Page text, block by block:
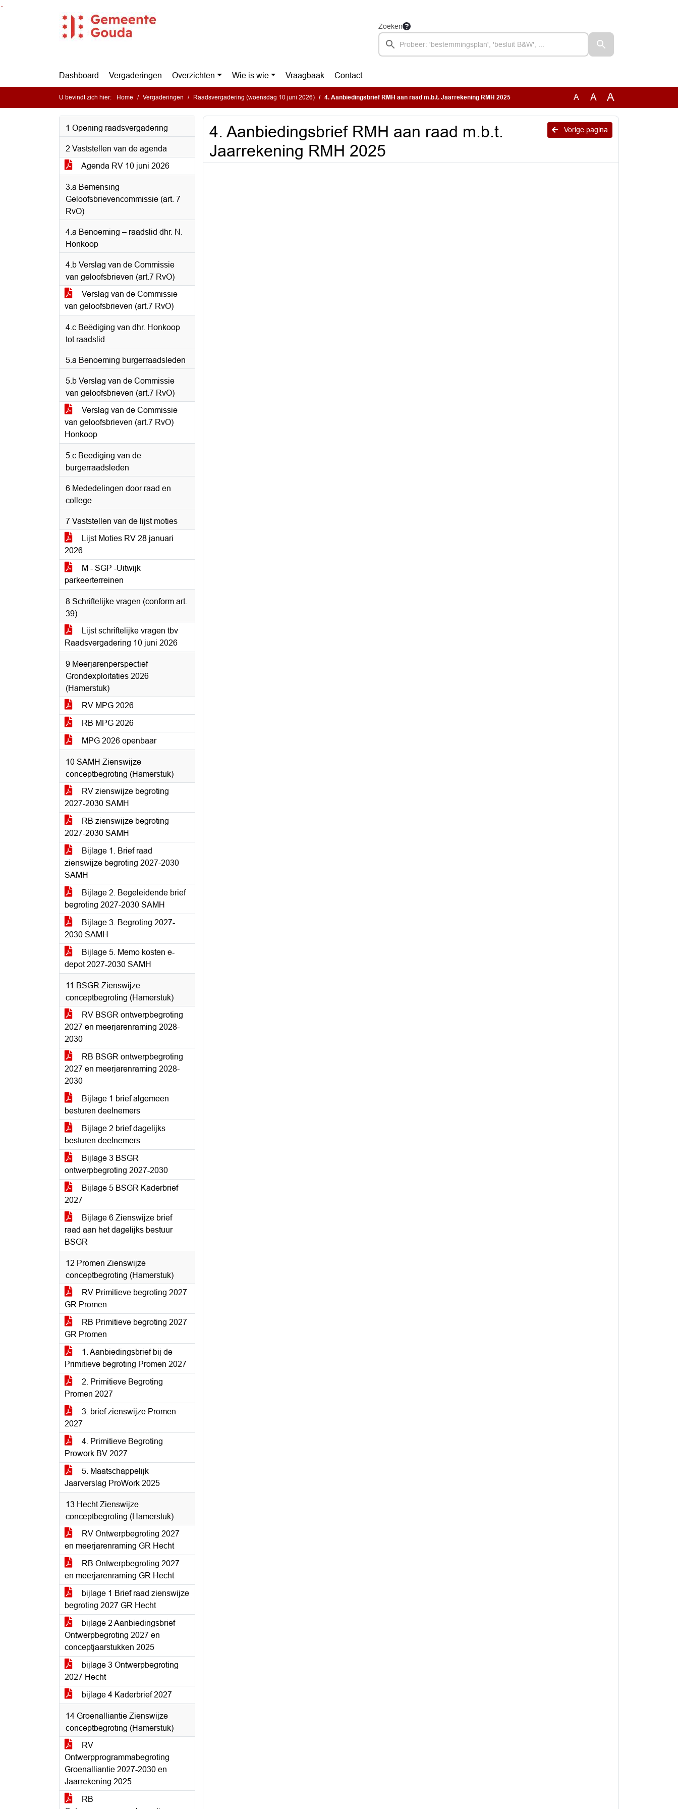
Ga naar de inhoud van deze pagina
Ga naar het zoeken
Ga naar het menu
Zoeken
Dashboard Vergaderingen Overzichten Wie is wie Vraagbaak Contact
U bevindt zich hier: Home Vergaderingen Raadsvergadering (woensdag 10 juni 2026) 4. Aanbiedingsbrief RMH aan raad m.b.t. Jaarrekening RMH 2025 A A A
1 Opening raadsvergadering
2 Vaststellen van de agenda
Agenda RV 10 juni 2026
3.a Bemensing
Geloofsbrievencommissie (art. 7
RvO)
4.a Benoeming – raadslid dhr. N.
Honkoop
4.b Verslag van de Commissie
van geloofsbrieven (art.7 RvO)
Verslag van de Commissie
van geloofsbrieven (art.7 RvO)
4.c Beëdiging van dhr. Honkoop
tot raadslid
5.a Benoeming burgerraadsleden
5.b Verslag van de Commissie
van geloofsbrieven (art.7 RvO)
Verslag van de Commissie
van geloofsbrieven (art.7 RvO)
Honkoop
5.c Beëdiging van de
burgerraadsleden
6 Mededelingen door raad en
college
7 Vaststellen van de lijst moties
Lijst Moties RV 28 januari
2026
M - SGP -Uitwijk
parkeerterreinen
8 Schriftelijke vragen (conform art.
39)
Lijst schriftelijke vragen tbv
Raadsvergadering 10 juni 2026
9 Meerjarenperspectief
Grondexploitaties 2026
(Hamerstuk)
RV MPG 2026
RB MPG 2026
MPG 2026 openbaar
10 SAMH Zienswijze
conceptbegroting (Hamerstuk)
RV zienswijze begroting
2027-2030 SAMH
RB zienswijze begroting
2027-2030 SAMH
Bijlage 1. Brief raad
zienswijze begroting 2027-2030
SAMH
Bijlage 2. Begeleidende brief
begroting 2027-2030 SAMH
Bijlage 3. Begroting 2027-
2030 SAMH
Bijlage 5. Memo kosten e-
depot 2027-2030 SAMH
11 BSGR Zienswijze
conceptbegroting (Hamerstuk)
RV BSGR ontwerpbegroting
2027 en meerjarenraming 2028-
2030
RB BSGR ontwerpbegroting
2027 en meerjarenraming 2028-
2030
Bijlage 1 brief algemeen
besturen deelnemers
Bijlage 2 brief dagelijks
besturen deelnemers
Bijlage 3 BSGR
ontwerpbegroting 2027-2030
Bijlage 5 BSGR Kaderbrief
2027
Bijlage 6 Zienswijze brief
raad aan het dagelijks bestuur
BSGR
12 Promen Zienswijze
conceptbegroting (Hamerstuk)
RV Primitieve begroting 2027
GR Promen
RB Primitieve begroting 2027
GR Promen
1. Aanbiedingsbrief bij de
Primitieve begroting Promen 2027
2. Primitieve Begroting
Promen 2027
3. brief zienswijze Promen
2027
4. Primitieve Begroting
Prowork BV 2027
5. Maatschappelijk
Jaarverslag ProWork 2025
13 Hecht Zienswijze
conceptbegroting (Hamerstuk)
RV Ontwerpbegroting 2027
en meerjarenraming GR Hecht
RB Ontwerpbegroting 2027
en meerjarenraming GR Hecht
bijlage 1 Brief raad zienswijze
begroting 2027 GR Hecht
bijlage 2 Aanbiedingsbrief
Ontwerpbegroting 2027 en
conceptjaarstukken 2025
bijlage 3 Ontwerpbegroting
2027 Hecht
bijlage 4 Kaderbrief 2027
14 Groenalliantie Zienswijze
conceptbegroting (Hamerstuk)
RV
Ontwerpprogrammabegroting
Groenalliantie 2027-2030 en
Jaarrekening 2025
RB
Vorige pagina
4. Aanbiedingsbrief RMH aan raad m.b.t.
Jaarrekening RMH 2025